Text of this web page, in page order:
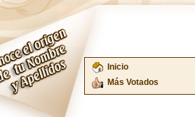
Inicio
Más Votados